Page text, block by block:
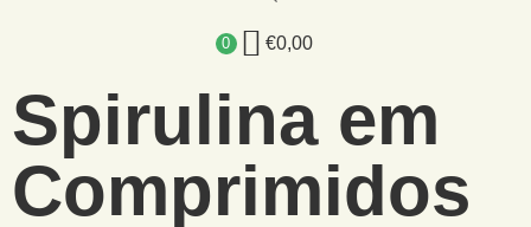
0 €0,00
Spirulina em
Comprimidos